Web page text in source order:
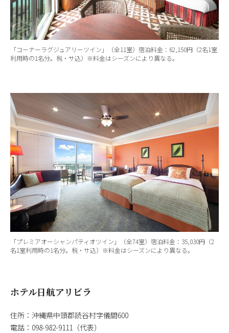
「コーナーラグジュアリーツイン」（全11室）宿泊料金：62,150円（2名1室
利用時の1名分。税・サ込）※料金はシーズンにより異なる。
「プレミアオーシャンパティオツイン」（全74室）宿泊料金：35,030円（2
名1室利用時の1名分。税・サ込）※料金はシーズンにより異なる。
ホテル日航アリビラ
住所：沖縄県中頭郡読谷村字儀間600
電話：098-982-9111（代表）